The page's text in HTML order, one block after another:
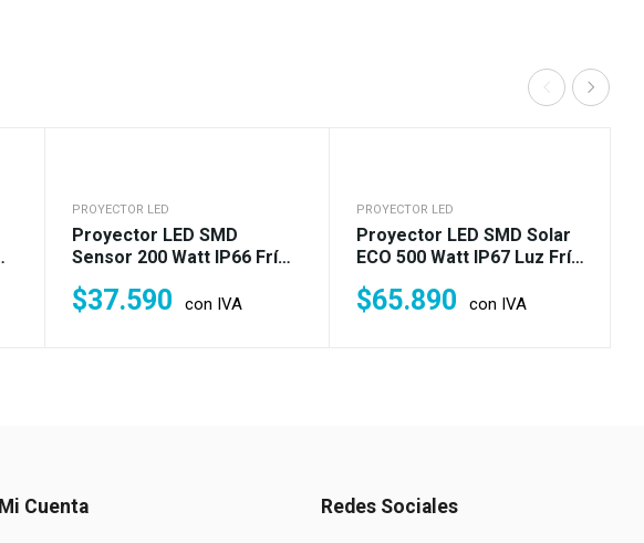
PROYECTOR LED
Proyector LED SMD
Sensor 200 Watt IP66 Frío
$37.590 con IVA
PROYECTOR LED
Proyector LED SMD Solar
ECO 500 Watt IP67 Luz Fría
$65.890 con IVA
Mi Cuenta Redes Sociales